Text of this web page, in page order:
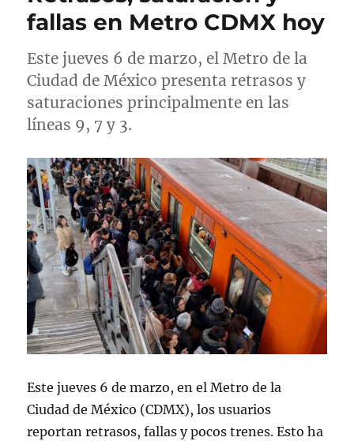
d
e
l
r
í
s
t
s
fallas en Metro CDMX hoy
Este jueves 6 de marzo, el Metro de la
Ciudad de México presenta retrasos y
saturaciones principalmente en las
líneas 9, 7 y 3.
Este jueves 6 de marzo, en el Metro de la
Ciudad de México (CDMX), los usuarios
reportan retrasos, fallas y pocos trenes. Esto ha